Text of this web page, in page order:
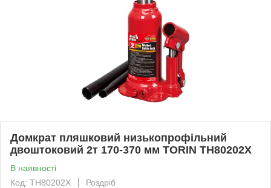
Домкрат пляшковий низькопрофільний
двоштоковий 2т 170-370 мм TORIN TH80202X
В наявності
Код: TH80202X
Роздріб